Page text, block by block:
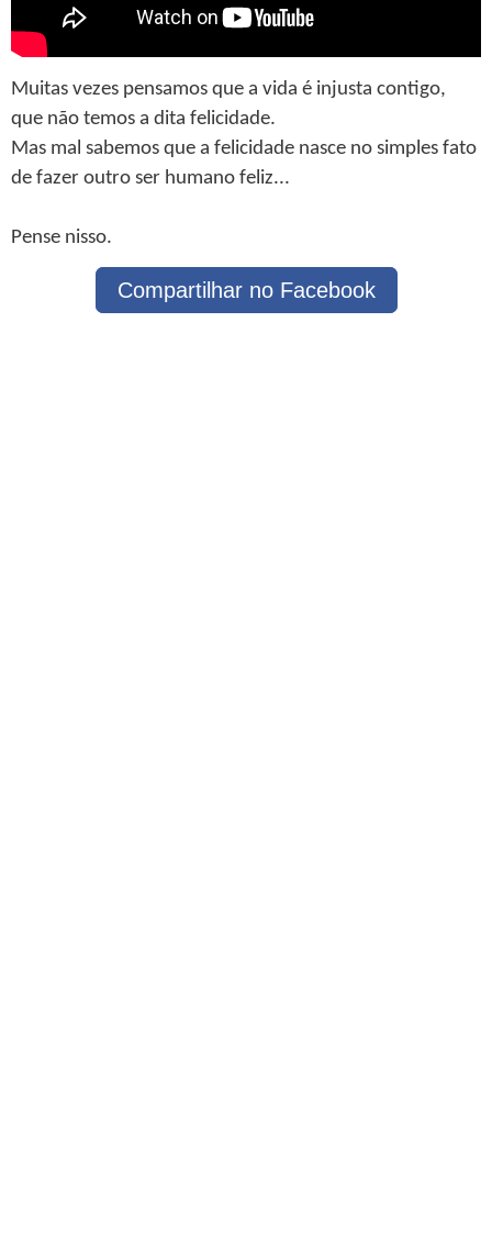
Muitas vezes pensamos que a vida é injusta contigo,
que não temos a dita felicidade.
Mas mal sabemos que a felicidade nasce no simples fato
de fazer outro ser humano feliz...
Pense nisso.
Compartilhar no Facebook